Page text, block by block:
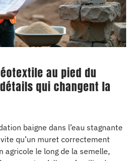
au pied du
qui changent la
baigne dans l’eau stagnante
qu’un muret correctement
agricole le long de la semelle,